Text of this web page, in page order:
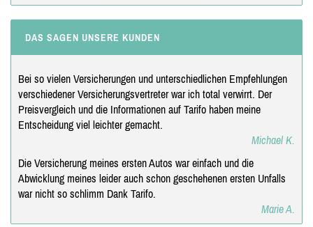
DAS SAGEN UNSERE KUNDEN
Bei so vielen Versicherungen und unterschiedlichen Empfehlungen
verschiedener Versicherungsvertreter war ich total verwirrt. Der
Preisvergleich und die Informationen auf Tarifo haben meine
Entscheidung viel leichter gemacht.
Michael K.
Die Versicherung meines ersten Autos war einfach und die
Abwicklung meines leider auch schon geschehenen ersten Unfalls
war nicht so schlimm Dank Tarifo.
Marie A.